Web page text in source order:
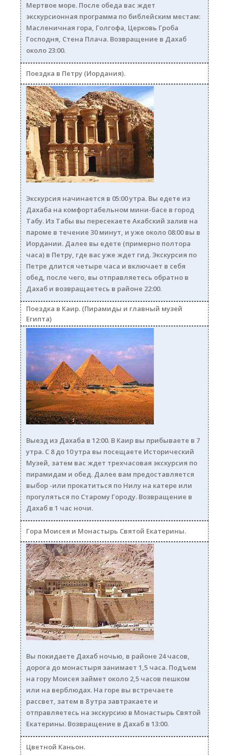
Мертвое море. После обеда вас ждет
экскурсионная программа по библейским местам:
Масленичная гора, Голгофа, Церковь Гроба
Господня, Стена Плача. Возвращение в Дахаб
около 23:00.
Поездка в Петру (Иордания).
petra250.jpg
Экскурсия начинается в 05:00 утра. Вы едете из
Дахаба на комфортабельном мини-басе в город
Табу. Из Табы вы пересекаете Акабский залив на
пароме в течение 30 минут, и уже около 08:00 вы в
Иордании. Далее вы едете (примерно полтора
часа) в Петру, где вас уже ждет гид. Экскурсия по
Петре длится четыре часа и включает в себя
обед, после чего, вы отправляетесь обратно в
Дахаб и возвращаетесь в районе 22:00.
Поездка в Каир. (Пирамиды и главный музей
Египта)
piramides250.jpg
Выезд из Дахаба в 12:00. В Каир вы прибываете в 7
утра. С 8 до 10 утра вы посещаете Исторический
Музей, затем вас ждет трехчасовая экскурсия по
пирамидам и обед. Далее вам предоставляется
выбор -или прокатиться по Нилу на катере или
прогуляться по Старому Городу. Возвращение в
Дахаб в 1 час ночи.
Гора Моисея и Монастырь Святой Екатерины.
sv_ekaterina250.jpg
Вы покидаете Дахаб ночью, в районе 24 часов,
дорога до монастыря занимает 1,5 часа. Подъем
на гору Моисея займет около 2,5 часов пешком
или на верблюдах. На горе вы встречаете
рассвет, затем в 8 утра завтракаете и
отправляетесь на экскурсию в Монастырь Святой
Екатерины. Возвращение в Дахаб в 13:00.
Цветной Каньон.